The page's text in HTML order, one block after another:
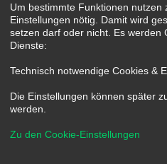
Um bestimmte Funktionen nutzen
Einstellungen nötig. Damit wird
setzen darf oder nicht. Es werden
Dienste:
Technisch notwendige Cookies &
Die Einstellungen können später
werden.
Zu den Cookie-Einstellungen